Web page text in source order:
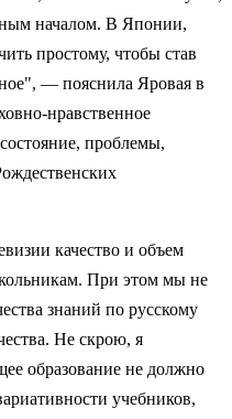
началом. В Японии,
простому, чтобы став
— пояснила Яровая в
нравственное
проблемы,
качество и объем
При этом мы не
знаний по русскому
Не скрою, я
образование не должно
учебников,